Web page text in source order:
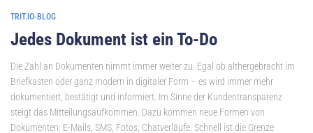
TRIT.IO-BLOG
Jedes Dokument ist ein To-Do
Die Zahl an Dokumenten nimmt immer weiter zu. Egal ob althergebracht im
Briefkasten oder ganz modern in digitaler Form – es wird immer mehr
dokumentiert, bestätigt und informiert. Im Sinne der Kundentransparenz
steigt das Mitteilungsaufkommen. Dazu kommen neue Formen von
Dokumenten: E-Mails, SMS, Fotos, Chatverläufe. Schnell ist die Grenze